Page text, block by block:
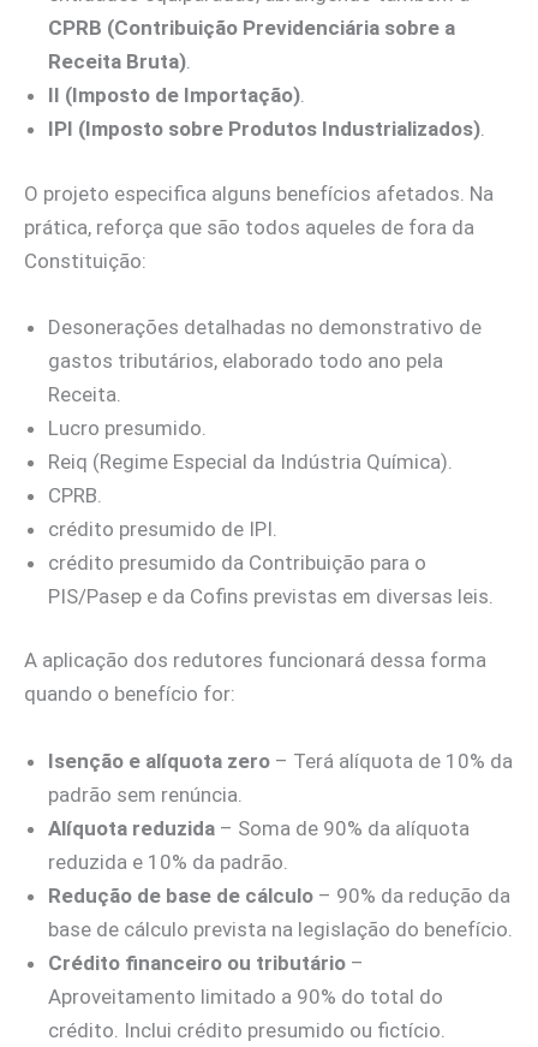
CPRB (Contribuição Previdenciária sobre a
Receita Bruta).
II (Imposto de Importação).
IPI (Imposto sobre Produtos Industrializados).
O projeto especifica alguns benefícios afetados. Na
prática, reforça que são todos aqueles de fora da
Constituição:
Desonerações detalhadas no demonstrativo de
gastos tributários, elaborado todo ano pela
Receita.
Lucro presumido.
Reiq (Regime Especial da Indústria Química).
CPRB.
crédito presumido de IPI.
crédito presumido da Contribuição para o
PIS/Pasep e da Cofins previstas em diversas leis.
A aplicação dos redutores funcionará dessa forma
quando o benefício for:
Isenção e alíquota zero – Terá alíquota de 10% da
padrão sem renúncia.
Alíquota reduzida – Soma de 90% da alíquota
reduzida e 10% da padrão.
Redução de base de cálculo – 90% da redução da
base de cálculo prevista na legislação do benefício.
Crédito financeiro ou tributário –
Aproveitamento limitado a 90% do total do
crédito. Inclui crédito presumido ou fictício.